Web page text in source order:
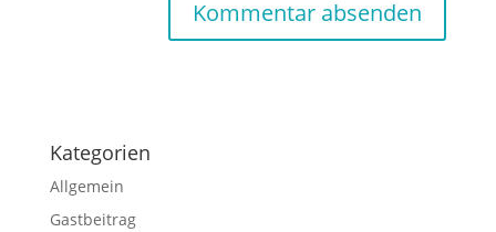
Kategorien
Allgemein
Gastbeitrag